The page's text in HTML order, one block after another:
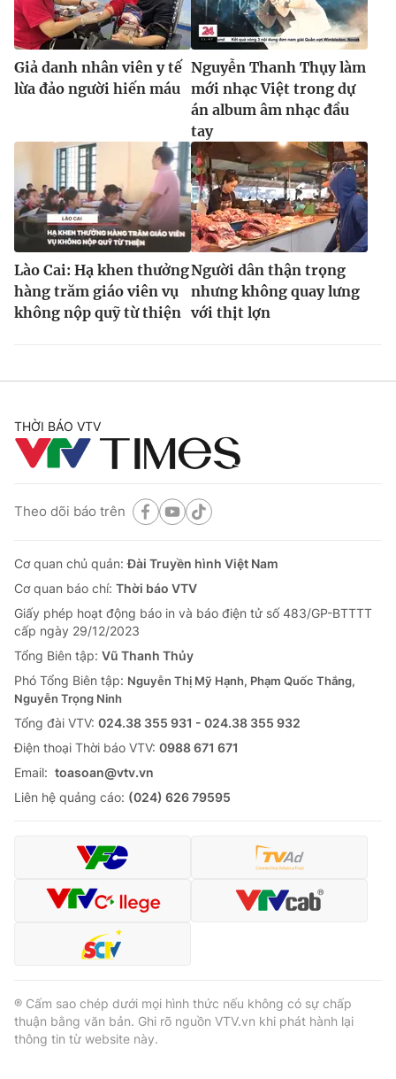
Giả danh nhân viên y tế
lừa đảo người hiến máu
Nguyễn Thanh Thụy làm
mới nhạc Việt trong dự
án album âm nhạc đầu
tay
Lào Cai: Hạ khen thưởng
hàng trăm giáo viên vụ
không nộp quỹ từ thiện
Người dân thận trọng
nhưng không quay lưng
với thịt lợn
THỜI BÁO VTV
Theo dõi báo trên
Cơ quan chủ quản:Đài Truyền hình Việt Nam
Cơ quan báo chí: Thời báo VTV
Giấy phép hoạt động báo in và báo điện tử số 483/GP-BTTTT
cấp ngày 29/12/2023
Tổng Biên tập: Vũ Thanh Thủy
Phó Tổng Biên tập: Nguyễn Thị Mỹ Hạnh, Phạm Quốc Thắng,
Nguyễn Trọng Ninh
Tổng đài VTV: 024.38 355 931 - 024.38 355 932
Ðiện thoại Thời báo VTV: 0988 671 671
Email: toasoan@vtv.vn
Liên hệ quảng cáo: (024) 626 79595
® Cấm sao chép dưới mọi hình thức nếu không có sự chấp
thuận bằng văn bản. Ghi rõ nguồn VTV.vn khi phát hành lại
thông tin từ website này.